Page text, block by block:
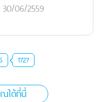
06/2559
1727
ได้ที่นี่